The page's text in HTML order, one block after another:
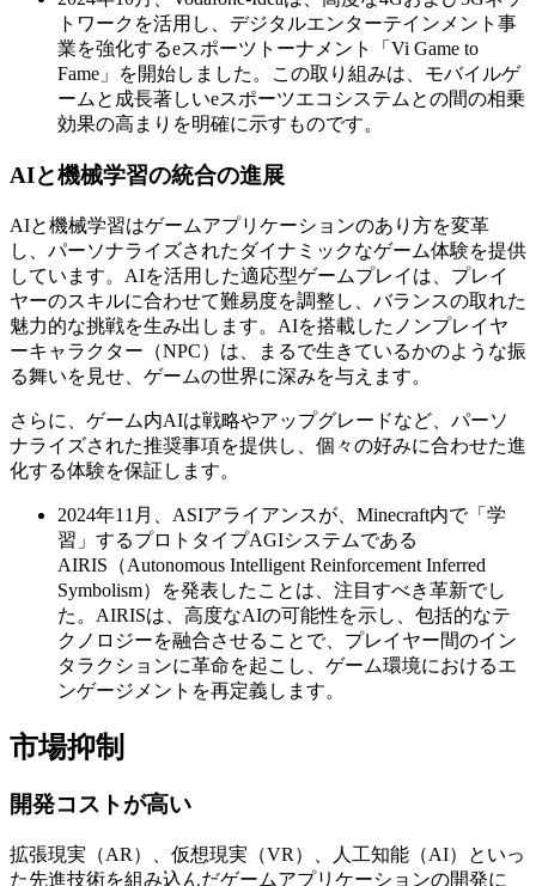
トワ​​ークを活用し、デジタルエンターテインメント事
業を強化するeスポーツトーナメント「Vi Game to
Fame」を開始しました。この取り組みは、モバイルゲ
ームと成長著しいeスポーツエコシステムとの間の相乗
効果の高まりを明確に示すものです。
AIと機械学習の統合の進展
AIと機械学習はゲームアプリケーションのあり方を変革
し、パーソナライズされたダイナミックなゲーム体験を提供
しています。AIを活用した適応型ゲームプレイは、プレイ
ヤーのスキルに合わせて難易度を調整し、バランスの取れた
魅力的な挑戦を生み出します。AIを搭載したノンプレイヤ
ーキャラクター（NPC）は、まるで生きているかのような振
る舞いを見せ、ゲームの世界に深みを与えます。
さらに、ゲーム内AIは戦略やアップグレードなど、パーソ
ナライズされた推奨事項を提供し、個々の好みに合わせた進
化する体験を保証します。
2024年11月、ASIアライアンスが、Minecraft内で「学
習」するプロトタイプAGIシステムである
AIRIS（Autonomous Intelligent Reinforcement Inferred
Symbolism）を発表したことは、注目すべき革新でし
た。AIRISは、高度なAIの可能性を示し、包括的なテ
クノロジーを融合させることで、プレイヤー間のイン
タラクションに革命を起こし、ゲーム環境におけるエ
ンゲージメントを再定義します。
市場抑制
開発コストが高い
拡張現実（AR）、仮想現実（VR）、人工知能（AI）といっ
た先進技術を組み込んだゲームアプリケーションの開発に